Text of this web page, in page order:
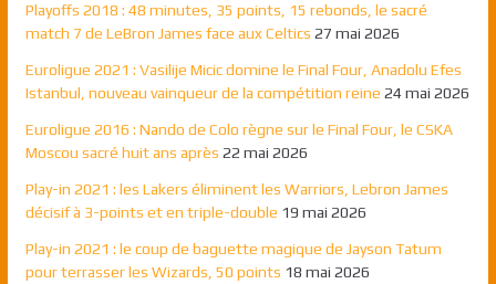
Playoffs 2018 : 48 minutes, 35 points, 15 rebonds, le sacré
match 7 de LeBron James face aux Celtics 27 mai 2026
Euroligue 2021 : Vasilije Micic domine le Final Four, Anadolu Efes
Istanbul, nouveau vainqueur de la compétition reine 24 mai 2026
Euroligue 2016 : Nando de Colo règne sur le Final Four, le CSKA
Moscou sacré huit ans après 22 mai 2026
Play-in 2021 : les Lakers éliminent les Warriors, Lebron James
décisif à 3-points et en triple-double 19 mai 2026
Play-in 2021 : le coup de baguette magique de Jayson Tatum
pour terrasser les Wizards, 50 points 18 mai 2026